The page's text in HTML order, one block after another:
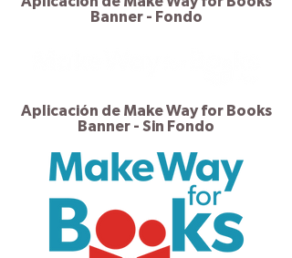
Banner - Fondo
Aplicación de Make Way for Books
Banner - Sin Fondo